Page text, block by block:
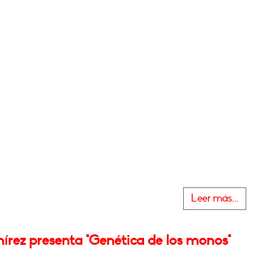
Leer más...
presenta "Genética de los monos"